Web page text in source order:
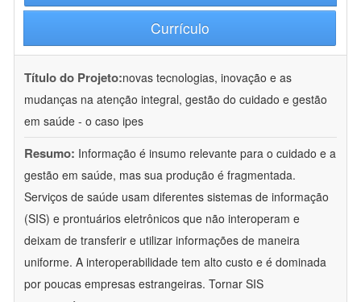
Currículo
Título do Projeto:novas tecnologias, inovação e as
mudanças na atenção integral, gestão do cuidado e gestão
em saúde - o caso ipes
Resumo: Informação é insumo relevante para o cuidado e a
gestão em saúde, mas sua produção é fragmentada.
Serviços de saúde usam diferentes sistemas de informação
(SIS) e prontuários eletrônicos que não interoperam e
deixam de transferir e utilizar informações de maneira
uniforme. A interoperabilidade tem alto custo e é dominada
por poucas empresas estrangeiras. Tornar SIS